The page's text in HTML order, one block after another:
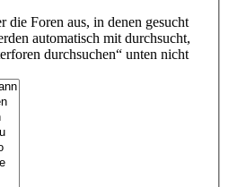
die Foren aus, in denen gesucht
automatisch mit durchsucht,
durchsuchen“ unten nicht